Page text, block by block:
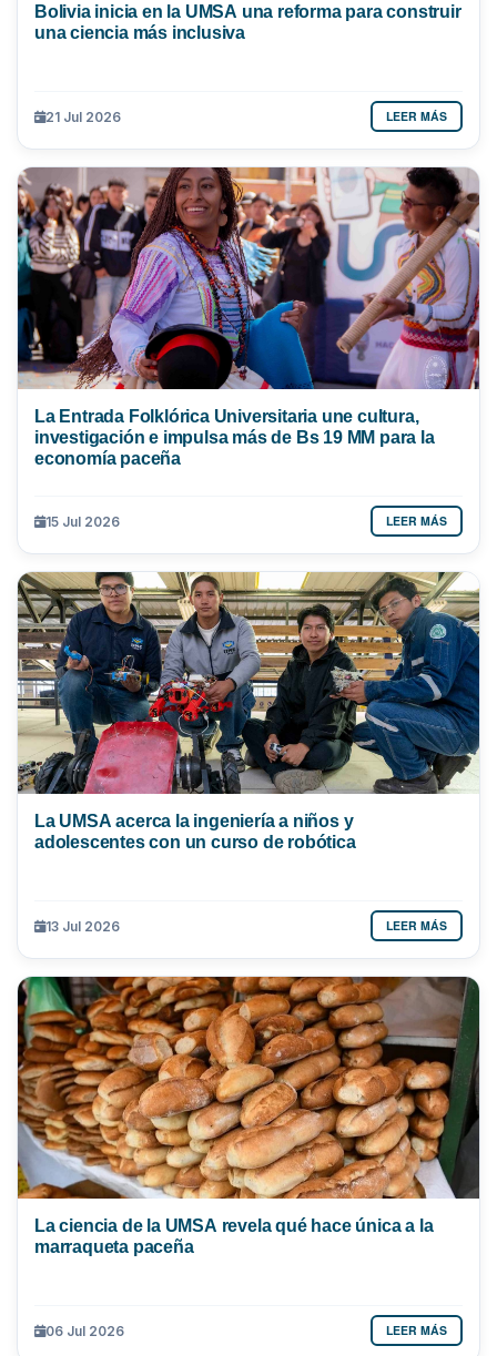
Bolivia inicia en la UMSA una reforma para construir
una ciencia más inclusiva
21 Jul 2026 LEER MÁS
La Entrada Folklórica Universitaria une cultura,
investigación e impulsa más de Bs 19 MM para la
economía paceña
15 Jul 2026 LEER MÁS
La UMSA acerca la ingeniería a niños y
adolescentes con un curso de robótica
13 Jul 2026 LEER MÁS
La ciencia de la UMSA revela qué hace única a la
marraqueta paceña
06 Jul 2026 LEER MÁS